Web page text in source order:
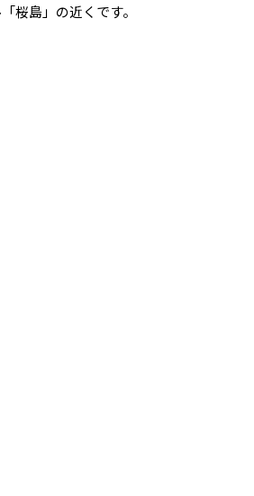
桜島」の近くです。